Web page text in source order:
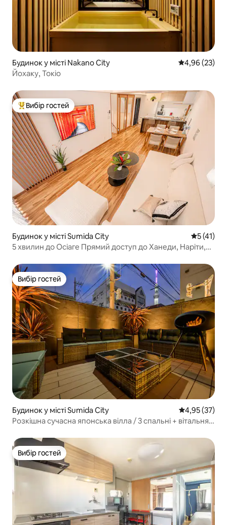
Будинок у місті Nakano City Середня
4,96 (23)
Йохаку, Токіо
Топ вибір гостей
Вибір гостей
Будинок у місті Sumida City Середня
5 (41)
5 хвилин до Осіаге Прямий доступ до Ханеди, Наріти,
Вибір гостей
Вибір гостей
Будинок у місті Sumida City Середня
4,95 (37)
Розкішна сучасна японська вілла / 3 спальні + вітальня +
Вибір гостей
Вибір гостей